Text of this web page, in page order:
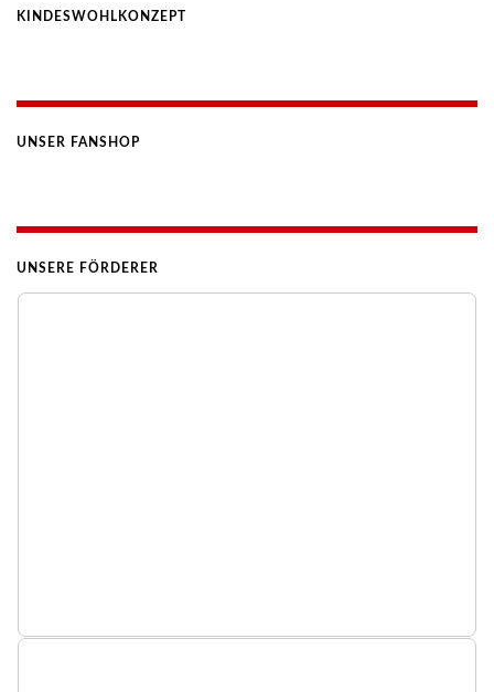
KINDESWOHLKONZEPT
UNSER FANSHOP
UNSERE FÖRDERER